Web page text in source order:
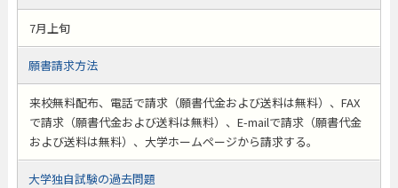
7月上旬
願書請求方法
来校無料配布、電話で請求（願書代金および送料は無料）、FAX
で請求（願書代金および送料は無料）、E-mailで請求（願書代金
および送料は無料）、大学ホームページから請求する。
大学独自試験の過去問題